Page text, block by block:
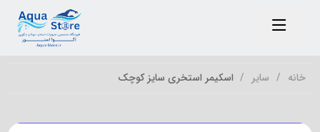
خانه سایر اسکیمر استخری سایز کوچک